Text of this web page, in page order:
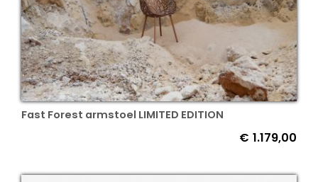
Fast Forest armstoel LIMITED EDITION
€ 1.179,00